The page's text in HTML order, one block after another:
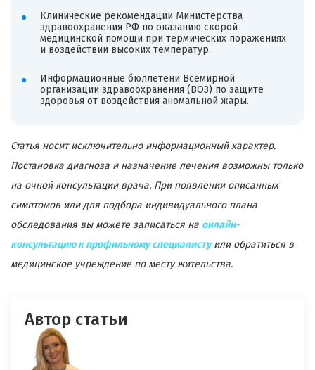
Клинические рекомендации Министерства
здравоохранения РФ по оказанию скорой
медицинской помощи при термических поражениях
и воздействии высоких температур.
Информационные бюллетени Всемирной
организации здравоохранения (ВОЗ) по защите
здоровья от воздействия аномальной жары.
Статья носит исключительно информационный характер.
Постановка диагноза и назначение лечения возможны только
на очной консультации врача. При появлении описанных
симптомов или для подбора индивидуального плана
обследования вы можете записаться на онлайн-
консультацию к профильному специалистуили обратиться в
медицинское учреждение по месту жительства.
Автор статьи